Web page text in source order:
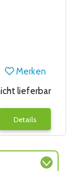
Merken
lieferbar
Details